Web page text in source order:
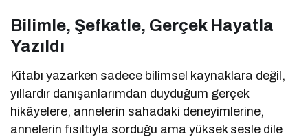
Bilimle, Şefkatle, Gerçek Hayatla
Yazıldı
Kitabı yazarken sadece bilimsel kaynaklara değil,
yıllardır danışanlarımdan duyduğum gerçek
hikâyelere, annelerin sahadaki deneyimlerine,
annelerin fısıltıyla sorduğu ama yüksek sesle dile